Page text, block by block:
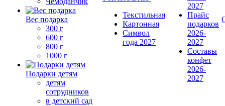
Вес подарка
300 г
600 г
800 г
1000 г
Подарки детям
детям
сотрудников
в детский сад
Текстильная
Картонная
Символ
года 2027
2027
Прайс
подарков
2026-
2027
Составы
конфет
2026-
2027